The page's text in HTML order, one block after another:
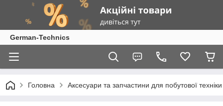
German-Technics
Головна Аксесуари та запчастини для побутової